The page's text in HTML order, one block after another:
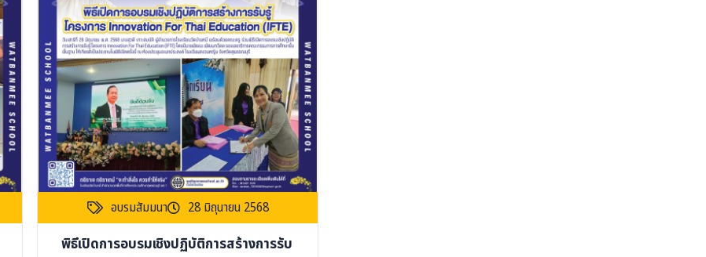
พิธีเปิดการอบรมเชิงปฏิบัติการสร้างการรับ
อบรมสัมมนา 28 มิถุนายน 2568